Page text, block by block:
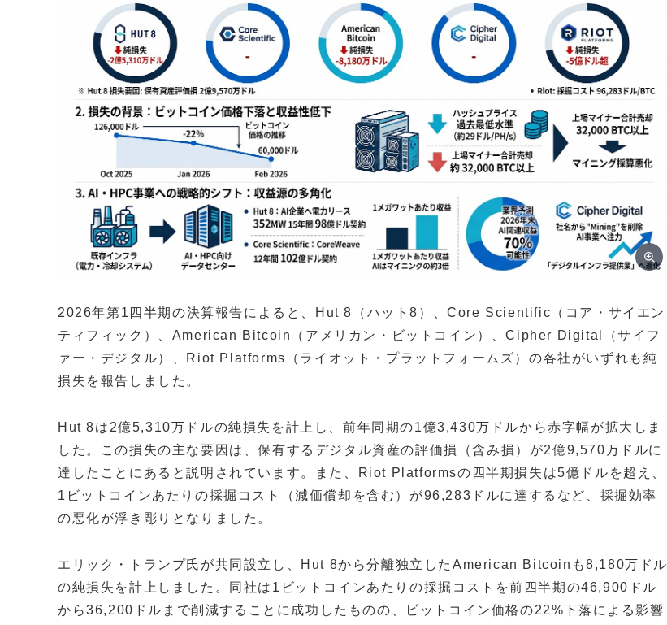
2026年第1四半期の決算報告によると、Hut 8（ハット8）、Core Scientific（コア・サイエン
ティフィック）、American Bitcoin（アメリカン・ビットコイン）、Cipher Digital（サイフ
ァー・デジタル）、Riot Platforms（ライオット・プラットフォームズ）の各社がいずれも純
損失を報告しました。
Hut 8は2億5,310万ドルの純損失を計上し、前年同期の1億3,430万ドルから赤字幅が拡大しま
した。この損失の主な要因は、保有するデジタル資産の評価損（含み損）が2億9,570万ドルに
達したことにあると説明されています。また、Riot Platformsの四半期損失は5億ドルを超え、
1ビットコインあたりの採掘コスト（減価償却を含む）が96,283ドルに達するなど、採掘効率
の悪化が浮き彫りとなりました。
エリック・トランプ氏が共同設立し、Hut 8から分離独立したAmerican Bitcoinも8,180万ドル
の純損失を計上しました。同社は1ビットコインあたりの採掘コストを前四半期の46,900ドル
から36,200ドルまで削減することに成功したものの、ビットコイン価格の22%下落による影響